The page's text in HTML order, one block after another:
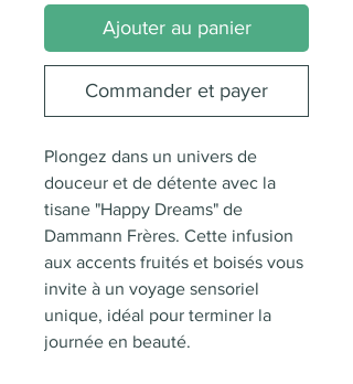
Ajouter au panier
Commander et payer
Plongez dans un univers de
douceur et de détente avec la
tisane "Happy Dreams" de
Dammann Frères. Cette infusion
aux accents fruités et boisés vous
invite à un voyage sensoriel
unique, idéal pour terminer la
journée en beauté.